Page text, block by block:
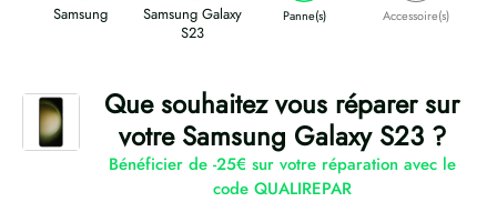
Samsung
Samsung Galaxy
S23
Panne(s) Accessoire(s)
Que souhaitez vous réparer sur
votre Samsung Galaxy S23 ?
Bénéficier de -25€ sur votre réparation avec le
code QUALIREPAR